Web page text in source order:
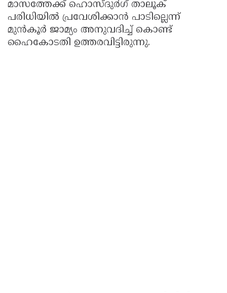
മാസത്തേക്ക് ഹൊസ്ദുർഗ് താലൂക്
പരിധിയിൽ പ്രവേശിക്കാൻ പാടില്ലെന്ന്
മുൻ‌കൂർ ജാമ്യം അനുവദിച്ച് കൊണ്ട്
ഹൈകോടതി ഉത്തരവിട്ടിരുന്നു.